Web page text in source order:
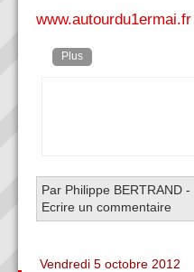
www.autourdu1ermai.fr
Plus
Par Philippe BERTRAND -
Ecrire un commentaire
Vendredi 5 octobre 2012